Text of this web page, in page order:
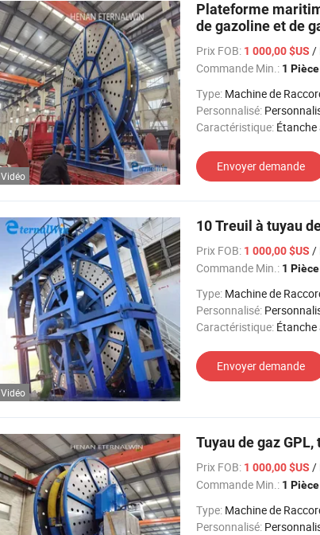
Vidéo
Plateforme
de gazoline et de
Prix FOB: 1 000,00 $US /
Commande Min.: 1 Pièce
Type: Machine de
Personnalisé:
Caractéristique:
Envoyer demande
Vidéo
10 Treuil à tuyau
Prix FOB: 1 000,00 $US /
Commande Min.: 1 Pièce
Type: Machine de
Personnalisé:
Caractéristique:
Envoyer demande
Tuyau de gaz
Prix FOB: 1 000,00 $US /
Commande Min.: 1 Pièce
Type: Machine de
Personnalisé: